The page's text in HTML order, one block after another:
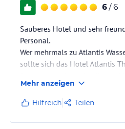
6 / 6
Sauberes Hotel und sehr
Personal.
Wer mehrmals zu Atlantis
sollte sich das Hotel Atlantis
Preis für den Wasserpark
bezahlt man nur für den
ca.130 Euro und sehr teure
wird man bevorzugt.
Mehr anzeigen
Hilfreich Teilen